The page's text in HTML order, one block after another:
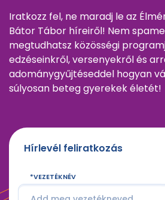
Iratkozz fel, ne maradj le az
Bátor Tábor híreiről! Nem
megtudhatsz közösségi
edzéseinkről, versenyekről és
adománygyűjtéseddel hogyan
súlyosan beteg gyerekek életét!
Hírlevél feliratkozás
VEZETÉKNÉV